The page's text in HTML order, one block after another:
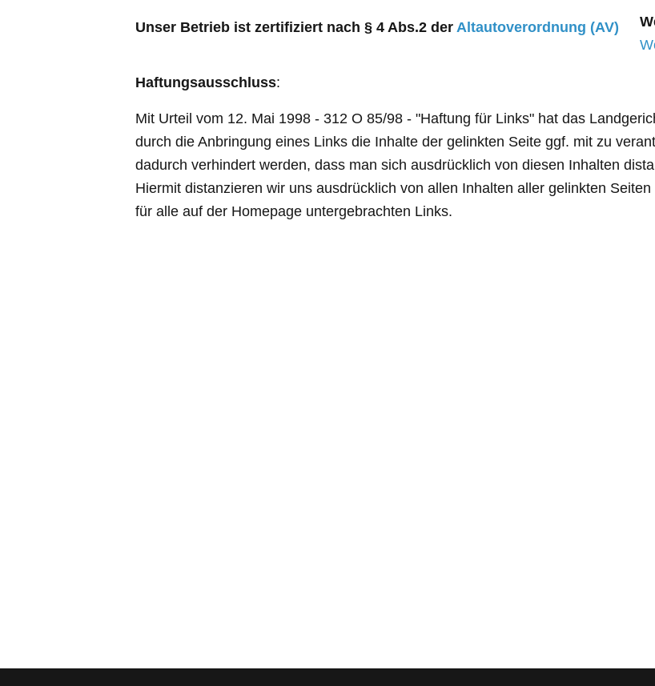
Unser Betrieb ist zertifiziert nach § 4 Abs.2 der Altautoverordnung (AV)
Haftungsausschluss:
Mit Urteil vom 12. Mai 1998 - 312 O 85/98 - "Haftung für Links" hat das
durch die Anbringung eines Links die Inhalte der gelinkten Seite ggf. mit zu
dadurch verhindert werden, dass man sich ausdrücklich von diesen Inhalten
Hiermit distanzieren wir uns ausdrücklich von allen Inhalten aller gelinkten
für alle auf der Homepage untergebrachten Links.